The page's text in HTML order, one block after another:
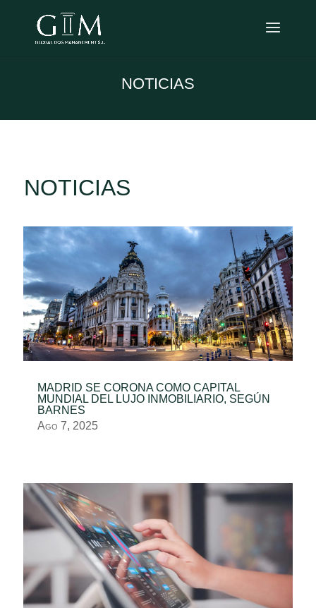
NOTICIAS
NOTICIAS
MADRID SE CORONA COMO CAPITAL
MUNDIAL DEL LUJO INMOBILIARIO, SEGÚN
BARNES
Ago 7, 2025